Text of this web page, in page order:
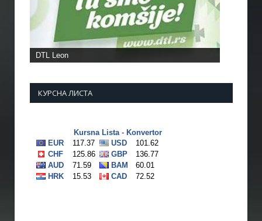
DTL Leon
КУРСНА ЛИСТА